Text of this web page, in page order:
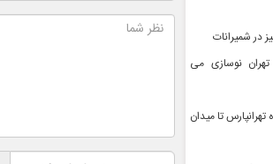
در شمیرانات
نوسازی می
تا میدان